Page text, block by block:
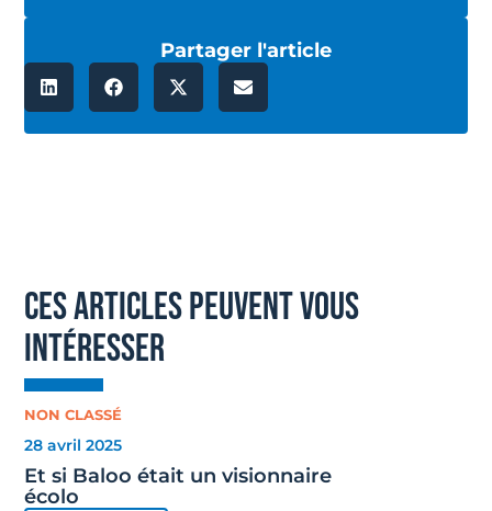
Partager l'article
ces articles peuvent vous
intéresser
NON CLASSÉ
28 avril 2025
Et si Baloo était un visionnaire
écolo